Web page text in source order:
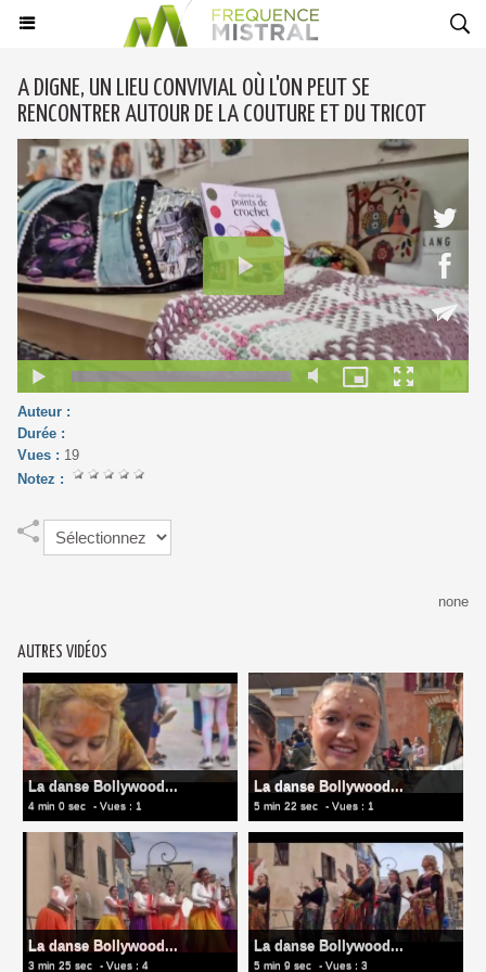
A DIGNE, UN LIEU CONVIVIAL OÙ L'ON PEUT SE
RENCONTRER AUTOUR DE LA COUTURE ET DU TRICOT
Auteur :
Durée :
Vues : 19
Notez :
none
AUTRES VIDÉOS
La danse Bollywood...
4 min 0 sec - Vues : 1
La danse Bollywood...
5 min 22 sec - Vues : 1
La danse Bollywood...
3 min 25 sec - Vues : 4
La danse Bollywood...
5 min 9 sec - Vues : 3